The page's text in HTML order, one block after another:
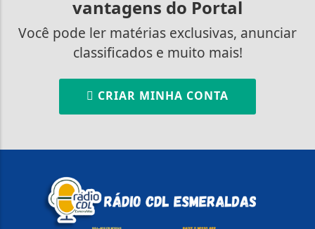
vantagens do Portal
Você pode ler matérias exclusivas, anunciar
classificados e muito mais!
CRIAR MINHA CONTA